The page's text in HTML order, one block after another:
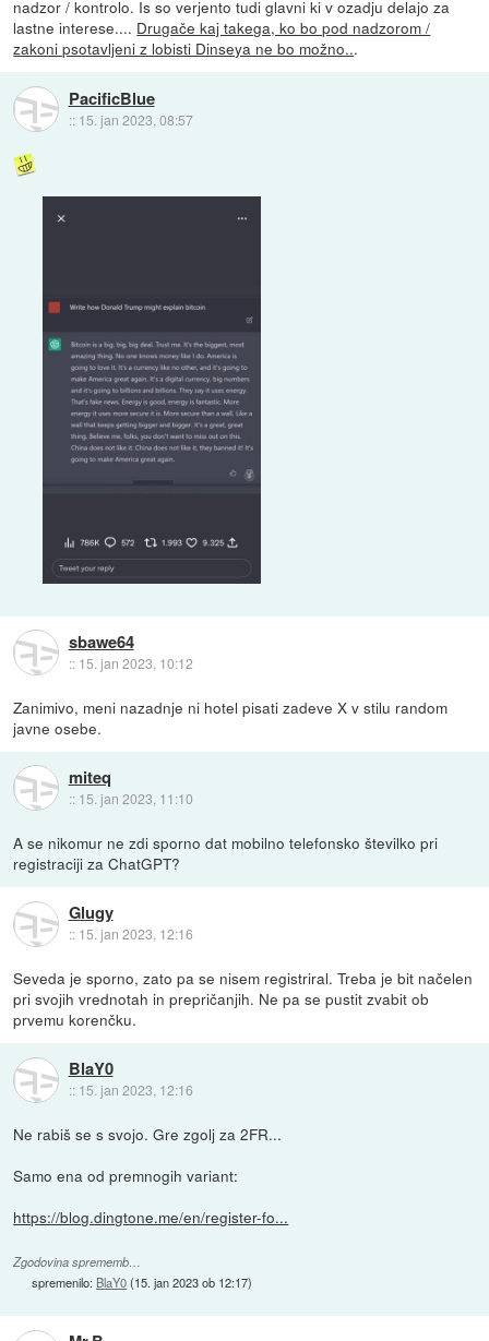
nadzor / kontrolo. Is so verjento tudi glavni ki v ozadju delajo za
lastne interese.... Drugače kaj takega, ko bo pod nadzorom /
zakoni psotavljeni z lobisti Dinseya ne bo možno...
PacificBlue
:: 15. jan 2023, 08:57
sbawe64
:: 15. jan 2023, 10:12
Zanimivo, meni nazadnje ni hotel pisati zadeve X v stilu random
javne osebe.
miteq
:: 15. jan 2023, 11:10
A se nikomur ne zdi sporno dat mobilno telefonsko številko pri
registraciji za ChatGPT?
Glugy
:: 15. jan 2023, 12:16
Seveda je sporno, zato pa se nisem registriral. Treba je bit načelen
pri svojih vrednotah in prepričanjih. Ne pa se pustit zvabit ob
prvemu korenčku.
BlaY0
:: 15. jan 2023, 12:16
Ne rabiš se s svojo. Gre zgolj za 2FR...
Samo ena od premnogih variant:
https://blog.dingtone.me/en/register-fo...
Zgodovina sprememb…
spremenilo: BlaY0(15. jan 2023 ob 12:17)